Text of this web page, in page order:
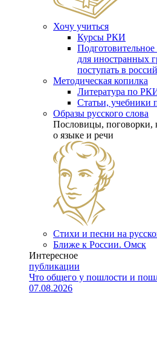
Хочу учиться
Курсы РКИ
Подготовительное
для иностранных
поступать в
Методическая копилка
Литература по
Статьи, учебники
Образы русского слова
Пословицы, поговорки,
о языке и речи
Стихи и песни на
Ближе к России. Омск
Интересное
публикации
Что общего у пошлости и
07.08.2026